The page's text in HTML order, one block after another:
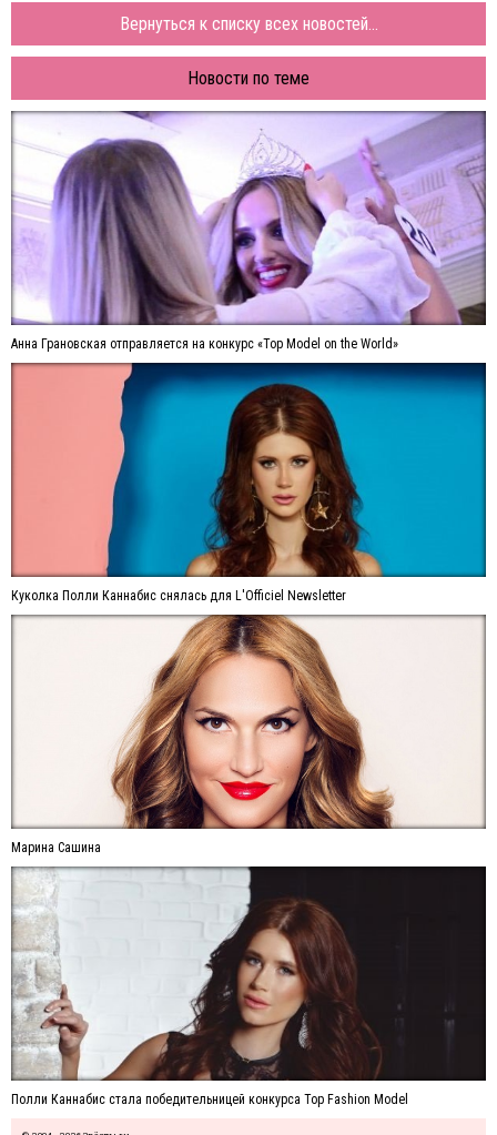
Вернуться к списку всех новостей...
Новости по теме
Анна Грановская отправляется на конкурс «Top Model on the World»
Куколка Полли Каннабис снялась для L'Officiel Newsletter
Марина Сашина
Полли Каннабис стала победительницей конкурса Top Fashion Model